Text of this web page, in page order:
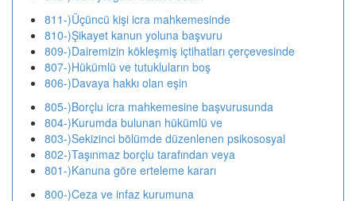
811-)Üçüncü kişi icra mahkemesinde
810-)Şikayet kanun yoluna başvuru
809-)Dairemizin kökleşmiş içtihatları çerçevesinde
807-)Hükümlü ve tutukluların boş
806-)Davaya hakkı olan eşin
805-)Borçlu icra mahkemesine başvurusunda
804-)Kurumda bulunan hükümlü ve
803-)Sekizinci bölümde düzenlenen psikososyal
802-)Taşınmaz borçlu tarafından veya
801-)Kanuna göre erteleme kararı
800-)Ceza ve infaz kurumuna